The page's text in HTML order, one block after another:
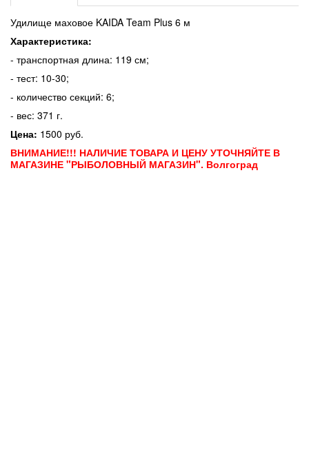
Удилище маховое KAIDA Team Plus 6 м
Характеристика:
- транспортная длина: 119 см;
- тест: 10-30;
- количество секций: 6;
- вес: 371 г.
Цена: 1500 руб.
ВНИМАНИЕ!!! НАЛИЧИЕ ТОВАРА И ЦЕНУ УТОЧНЯЙТЕ В
МАГАЗИНЕ "РЫБОЛОВНЫЙ МАГАЗИН". Волгоград